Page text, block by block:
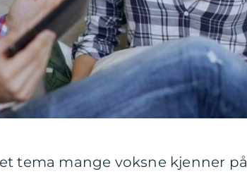
tema mange voksne kjenner på